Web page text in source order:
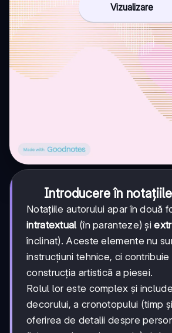
Vizualizare
Introducere în
Notațiile autorului apar în două
intratextual (în paranteze) și
înclinat). Aceste elemente nu
instrucțiuni tehnice, ci
construcția artistică a piesei.
Rolul lor este complex și
decorului, a cronotopului (timp
oferirea de detalii despre